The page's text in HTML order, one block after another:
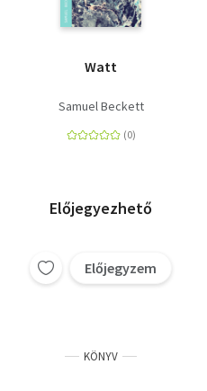
Watt
Samuel Beckett
Előjegyezhető
Előjegyzem
KÖNYV